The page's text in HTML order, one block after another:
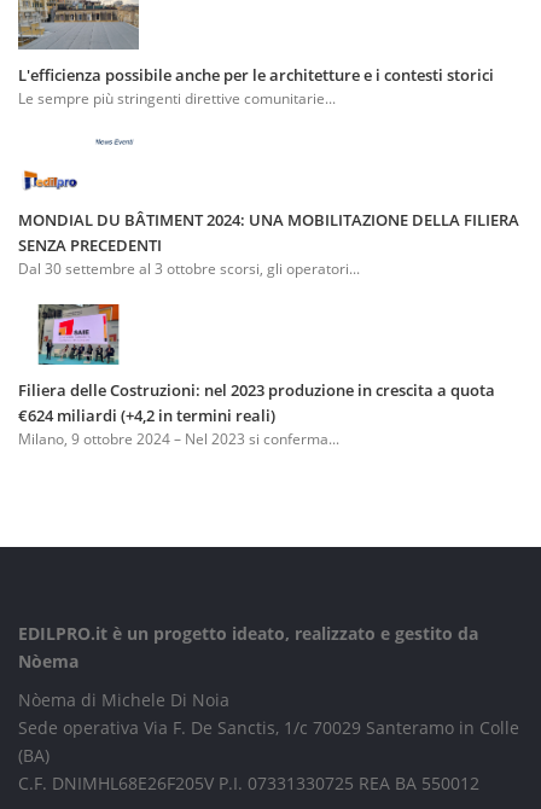
L'efficienza possibile anche per le architetture e i contesti storici
Le sempre più stringenti direttive comunitarie...
MONDIAL DU BÂTIMENT 2024: UNA MOBILITAZIONE DELLA FILIERA
SENZA PRECEDENTI
Dal 30 settembre al 3 ottobre scorsi, gli operatori...
Filiera delle Costruzioni: nel 2023 produzione in crescita a quota
€624 miliardi (+4,2 in termini reali)
Milano, 9 ottobre 2024 – Nel 2023 si conferma...
EDILPRO.it è un progetto ideato, realizzato e gestito da
Nòema
Nòema di Michele Di Noia
Sede operativa Via F. De Sanctis, 1/c 70029 Santeramo in Colle
(BA)
C.F. DNIMHL68E26F205V P.I. 07331330725 REA BA 550012